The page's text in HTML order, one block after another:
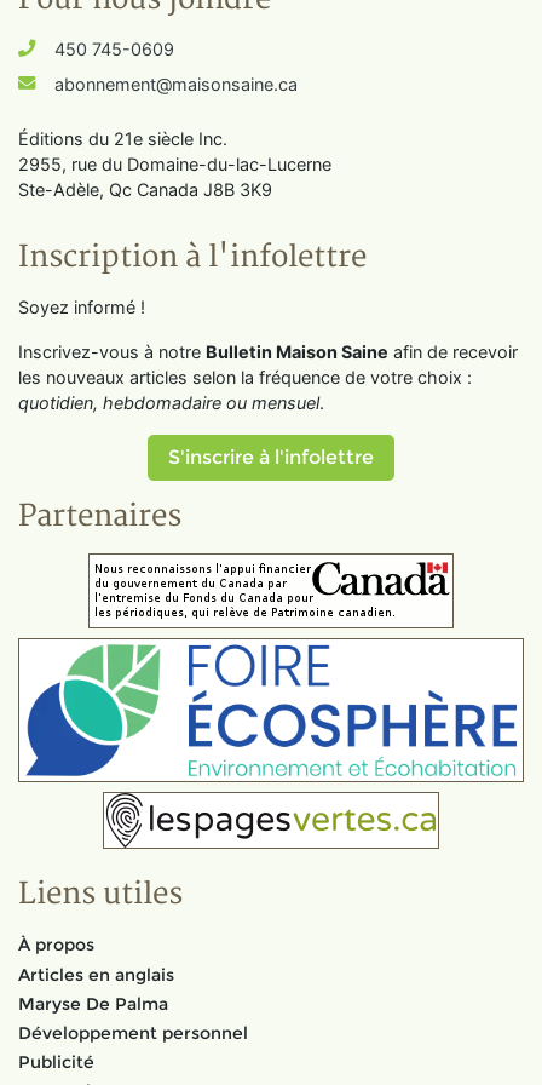
450 745-0609
abonnement@maisonsaine.ca
Éditions du 21e siècle Inc.
2955, rue du Domaine-du-lac-Lucerne
Ste-Adèle, Qc Canada J8B 3K9
Inscription à l'infolettre
Soyez informé !
Inscrivez-vous à notre Bulletin Maison Saine afin de recevoir
les nouveaux articles selon la fréquence de votre choix :
quotidien, hebdomadaire ou mensuel.
S'inscrire à l'infolettre
Partenaires
Liens utiles
À propos
Articles en anglais
Maryse De Palma
Développement personnel
Publicité